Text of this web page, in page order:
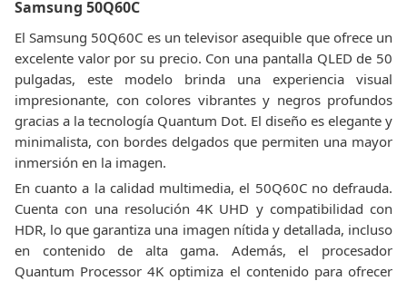
Samsung 50Q60C
El Samsung 50Q60C es un televisor asequible que ofrece un
excelente valor por su precio. Con una pantalla QLED de 50
pulgadas, este modelo brinda una experiencia visual
impresionante, con colores vibrantes y negros profundos
gracias a la tecnología Quantum Dot. El diseño es elegante y
minimalista, con bordes delgados que permiten una mayor
inmersión en la imagen.
En cuanto a la calidad multimedia, el 50Q60C no defrauda.
Cuenta con una resolución 4K UHD y compatibilidad con
HDR, lo que garantiza una imagen nítida y detallada, incluso
en contenido de alta gama. Además, el procesador
Quantum Processor 4K optimiza el contenido para ofrecer